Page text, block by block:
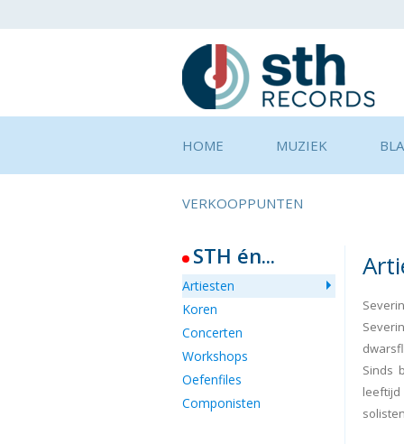
HOME MUZIEK
VERKOOPPUNTEN
STH én...
Artiesten
Koren
Concerten
Workshops
Oefenfiles
Componisten
Sinds